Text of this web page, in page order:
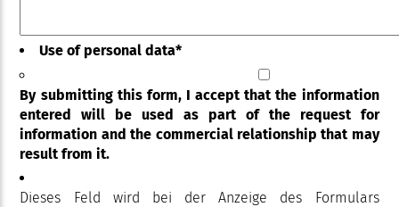
Use of personal data*
By submitting this form, I accept that the information
entered will be used as part of the request for
information and the commercial relationship that may
result from it.
Dieses Feld wird bei der Anzeige des Formulars